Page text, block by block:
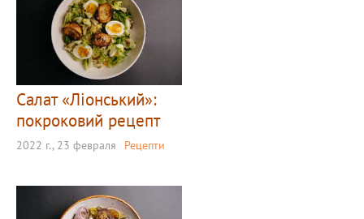
Салат «Ліонський»:
покроковий рецепт
2022 г., 23 февраля Рецепти